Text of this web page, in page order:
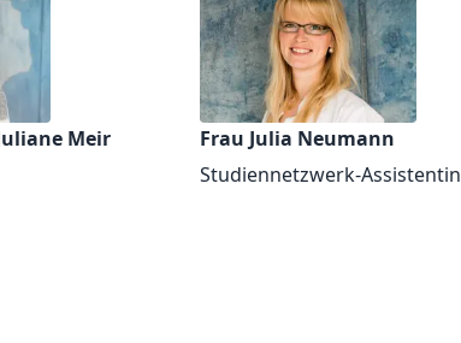
Meir
Frau Julia Neumann
Studiennetzwerk-Assistentin